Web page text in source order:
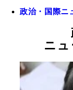
政治・国際ニ
ニ